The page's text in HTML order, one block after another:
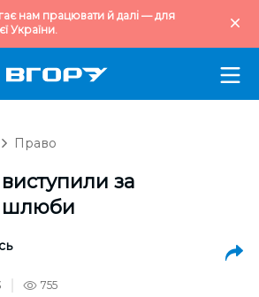
нам працювати й далі — для
України.
Право
за
шлюби
755